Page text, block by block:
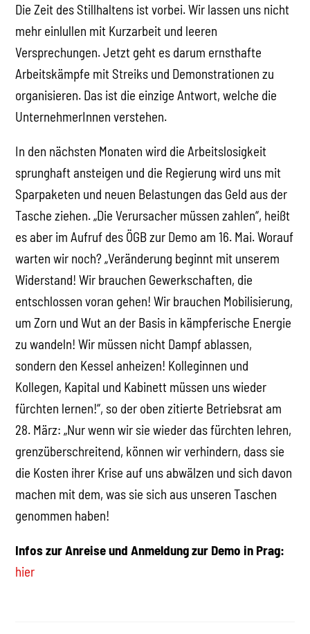
Die Zeit des Stillhaltens ist vorbei. Wir lassen uns nicht
mehr einlullen mit Kurzarbeit und leeren
Versprechungen. Jetzt geht es darum ernsthafte
Arbeitskämpfe mit Streiks und Demonstrationen zu
organisieren. Das ist die einzige Antwort, welche die
UnternehmerInnen verstehen.
In den nächsten Monaten wird die Arbeitslosigkeit
sprunghaft ansteigen und die Regierung wird uns mit
Sparpaketen und neuen Belastungen das Geld aus der
Tasche ziehen. „Die Verursacher müssen zahlen“, heißt
es aber im Aufruf des ÖGB zur Demo am 16. Mai. Worauf
warten wir noch? „Veränderung beginnt mit unserem
Widerstand! Wir brauchen Gewerkschaften, die
entschlossen voran gehen! Wir brauchen Mobilisierung,
um Zorn und Wut an der Basis in kämpferische Energie
zu wandeln! Wir müssen nicht Dampf ablassen,
sondern den Kessel anheizen! Kolleginnen und
Kollegen, Kapital und Kabinett müssen uns wieder
fürchten lernen!“, so der oben zitierte Betriebsrat am
28. März: „Nur wenn wir sie wieder das fürchten lehren,
grenzüberschreitend, können wir verhindern, dass sie
die Kosten ihrer Krise auf uns abwälzen und sich davon
machen mit dem, was sie sich aus unseren Taschen
genommen haben!
Infos zur Anreise und Anmeldung zur Demo in Prag:
hier